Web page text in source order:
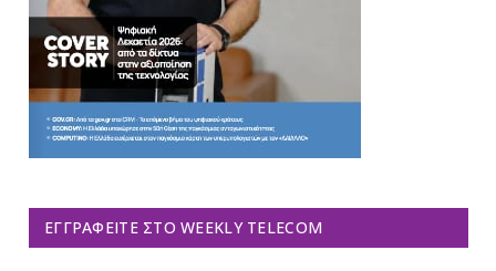
ΕΓΓΡΑΦΕΊΤΕ ΣΤΟ WEEKLY TELECOM